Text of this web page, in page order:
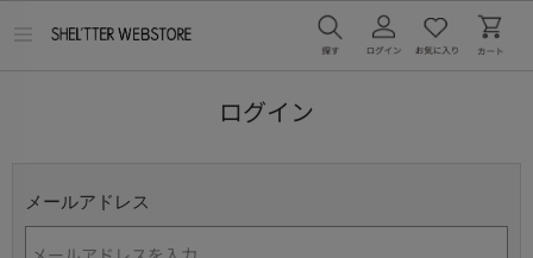
ログイン
メールアドレス